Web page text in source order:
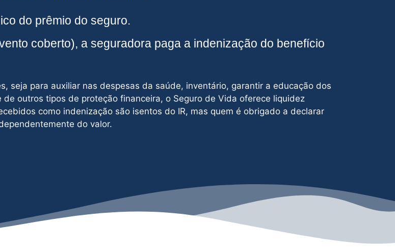
do prêmio do seguro.
coberto), a seguradora paga a indenização do benefício
seja para auxiliar nas despesas da saúde, inventário, garantir a educação dos
outros tipos de proteção financeira, o Seguro de Vida oferece liquidez
como indenização são isentos do IR, mas quem é obrigado a declarar
do valor.